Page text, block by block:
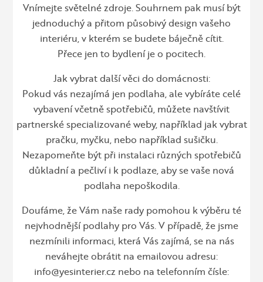
Vnímejte světelné zdroje. Souhrnem pak musí být
jednoduchý a přitom působivý design vašeho
interiéru, v kterém se budete báječně cítit.
Přece jen to bydlení je o pocitech.
Jak vybrat další věci do domácnosti:
Pokud vás nezajímá jen podlaha, ale vybíráte celé
vybavení včetně spotřebičů, můžete navštívit
partnerské specializované weby, například jak vybrat
pračku, myčku, nebo například sušičku.
Nezapomeňte být při instalaci různých spotřebičů
důkladní a pečliví i k podlaze, aby se vaše nová
podlaha nepoškodila.
Doufáme, že Vám naše rady pomohou k výběru té
nejvhodnější podlahy pro Vás. V případě, že jsme
nezmínili informaci, která Vás zajímá, se na nás
neváhejte obrátit na emailovou adresu:
info@yesinterier.cz nebo na telefonním čísle: